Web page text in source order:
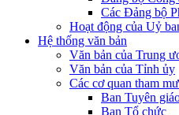
Các Đảng bộ
Hoạt động của Uỷ
Hệ thống văn bản
Văn bản của Trung
Văn bản của Tỉnh ủy
Các cơ quan tham
Ban Tuyên
Ban Tổ chức